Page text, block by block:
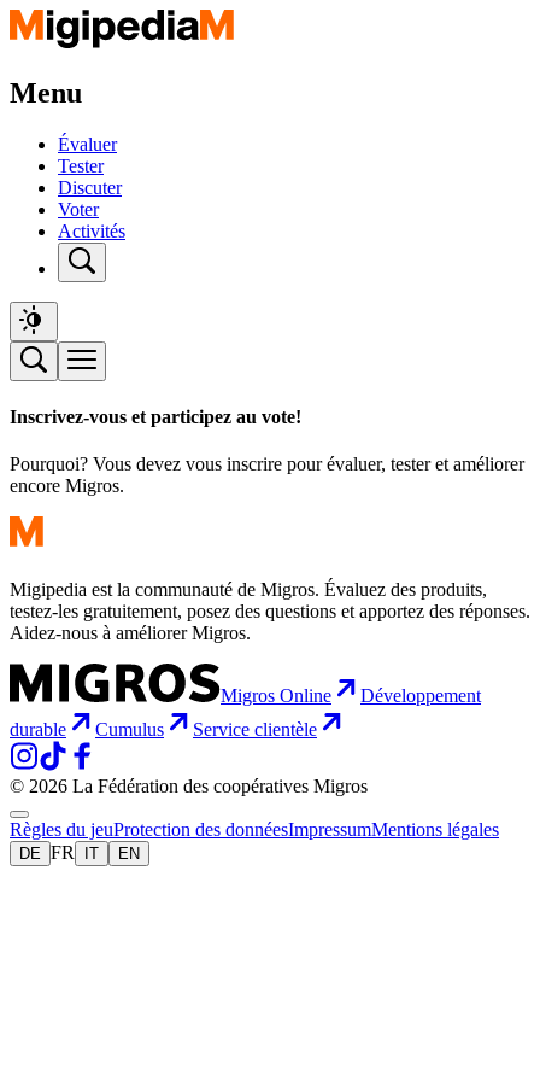
Menu
Évaluer
Tester
Discuter
Voter
Activités
Inscrivez-vous et participez au vote!
Pourquoi? Vous devez vous inscrire pour évaluer, tester et améliorer
encore Migros.
Migipedia est la communauté de Migros. Évaluez des produits,
testez-les gratuitement, posez des questions et apportez des réponses.
Aidez-nous à améliorer Migros.
Migros Online
Développement
durable
Cumulus Service clientèle
© 2026 La Fédération des coopératives Migros
Règles du jeuProtection des donnéesImpressumMentions légales
DE FR IT EN